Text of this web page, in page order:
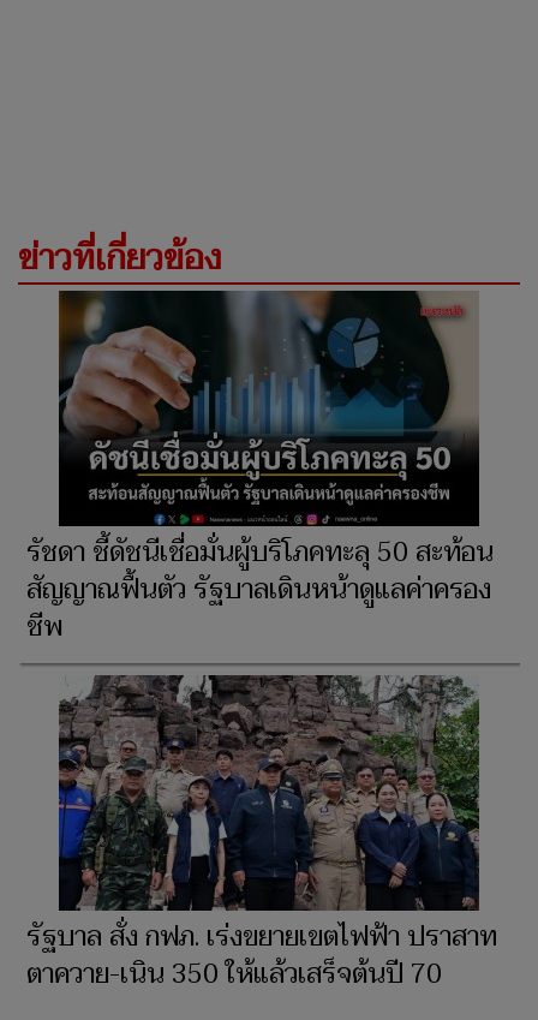
ข่าวที่เกี่ยวข้อง
รัชดา ชี้ดัชนีเชื่อมั่นผู้บริโภคทะลุ 50 สะท้อน
สัญญาณฟื้นตัว รัฐบาลเดินหน้าดูแลค่าครอง
ชีพ
รัฐบาล สั่ง กฟภ. เร่งขยายเขตไฟฟ้า ปราสาท
ตาควาย-เนิน 350 ให้แล้วเสร็จต้นปี 70